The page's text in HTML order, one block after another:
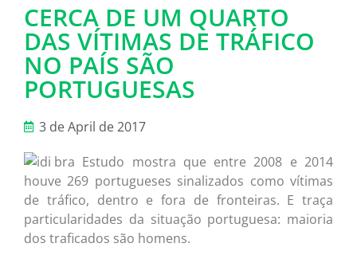
CERCA DE UM QUARTO
DAS VÍTIMAS DE TRÁFICO
NO PAÍS SÃO
PORTUGUESAS
3 de April de 2017
Estudo mostra que entre 2008 e 2014
houve 269 portugueses sinalizados como vítimas
de tráfico, dentro e fora de fronteiras. E traça
particularidades da situação portuguesa: maioria
dos traficados são homens.